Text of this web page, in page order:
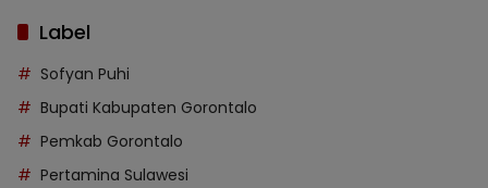
Label
Sofyan Puhi
Bupati Kabupaten Gorontalo
Pemkab Gorontalo
Pertamina Sulawesi